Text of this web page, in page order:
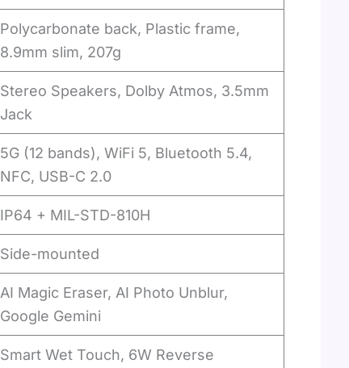
Polycarbonate back, Plastic frame,
8.9mm slim, 207g
Stereo Speakers, Dolby Atmos, 3.5mm
Jack
5G (12 bands), WiFi 5, Bluetooth 5.4,
NFC, USB-C 2.0
IP64 + MIL-STD-810H
Side-mounted
AI Magic Eraser, AI Photo Unblur,
Google Gemini
Smart Wet Touch, 6W Reverse